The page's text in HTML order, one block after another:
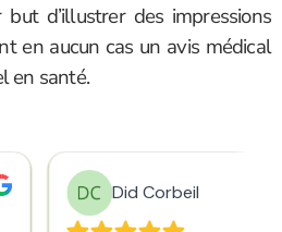
d’illustrer des impressions
en aucun cas un avis médical
en santé.